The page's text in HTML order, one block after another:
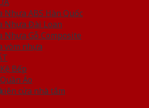
Nhựa ABS Hàn Quốc
Nhựa Đài Loan
Nhựa Gỗ Composite
vòm nhựa
Bếp
Áo
kiện cửa nhà tắm